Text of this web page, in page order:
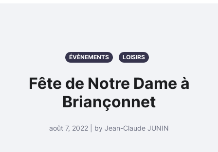
ÉVÈNEMENTS LOISIRS
Fête de Notre Dame à
Briançonnet
août 7, 2022 | by Jean-Claude JUNIN